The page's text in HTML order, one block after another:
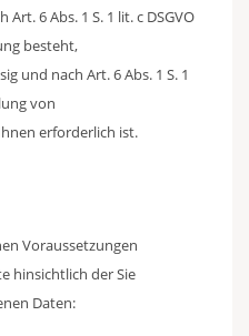
6 Abs. 1 S. 1 lit. c DSGVO
besteht,
und nach Art. 6 Abs. 1 S. 1
von
erforderlich ist.
Voraussetzungen
hinsichtlich der Sie
Daten: